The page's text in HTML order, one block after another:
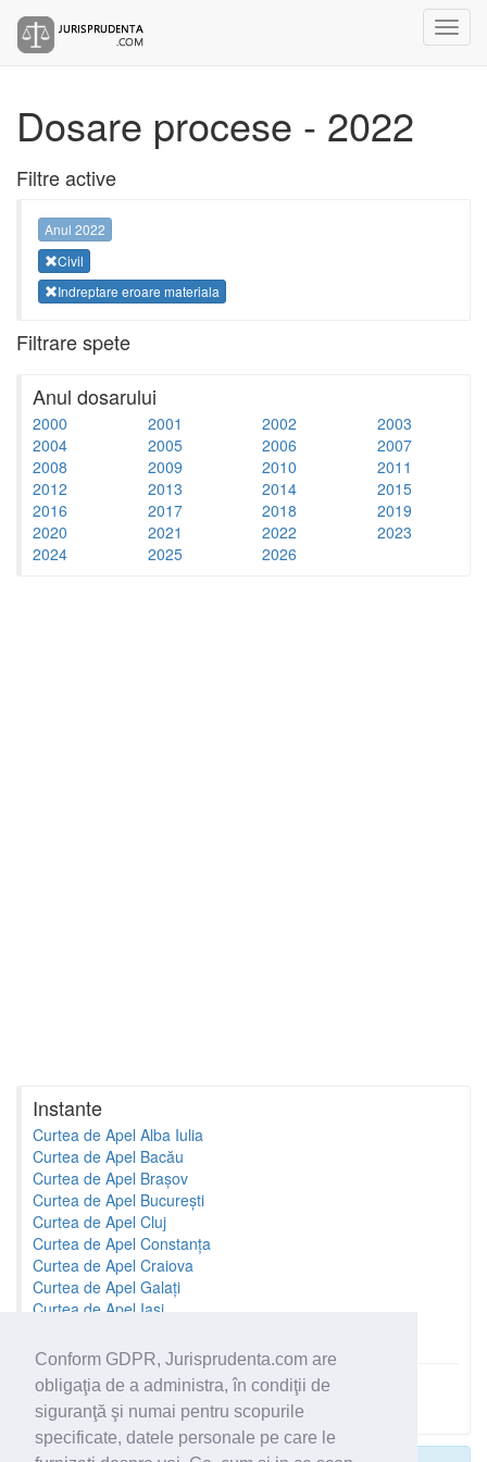
Conform GDPR, Jurisprudenta.com are
obligaţia de a administra, în condiţii de
siguranţă şi numai pentru scopurile
specificate, datele personale pe care le
Dosare procese - 2022
Filtre active
Anul 2022
Civil
Indreptare eroare materiala
Filtrare spete
Anul dosarului
2000 2001 2002
2003
2004
2005 2006
2007
2008
2009 2010
2011
2012
2013 2014
2015
2016
2017 2018
2019
2020
2021 2022
2023
2024
2025 2026
Instante
Curtea de Apel Alba Iulia
Curtea de Apel Bacău
Curtea de Apel Brașov
Curtea de Apel București
Curtea de Apel Cluj
Curtea de Apel Constanța
Curtea de Apel Craiova
Curtea de Apel Galați
Curtea de Apel Iași
Toate instantele